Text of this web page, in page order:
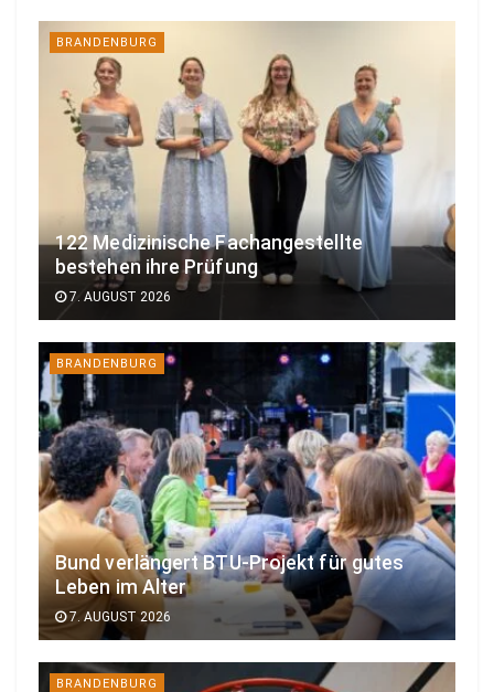
BRANDENBURG
122 Medizinische Fachangestellte
bestehen ihre Prüfung
7. AUGUST 2026
BRANDENBURG
Bund verlängert BTU-Projekt für gutes
Leben im Alter
7. AUGUST 2026
BRANDENBURG